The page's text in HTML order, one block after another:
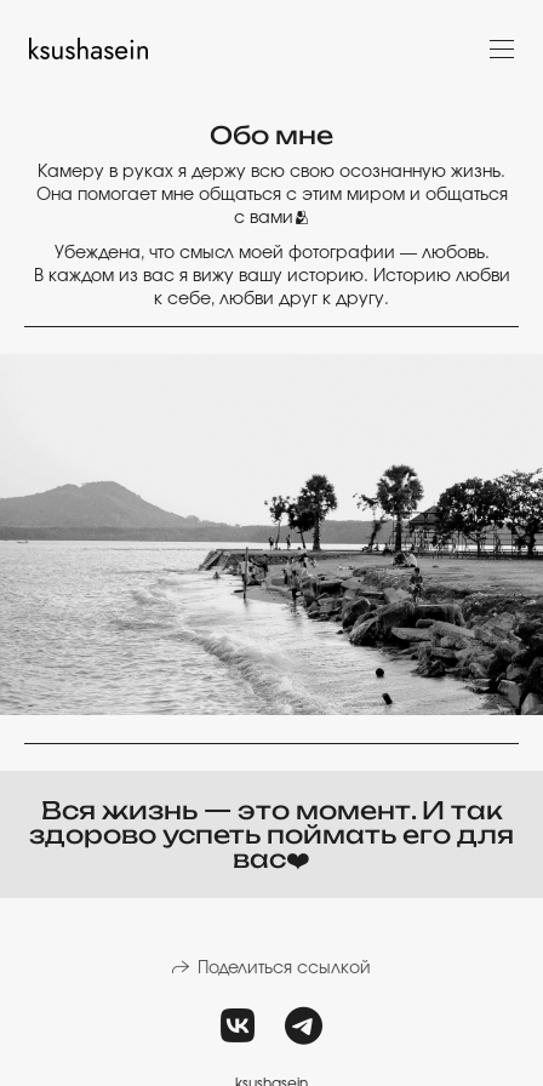
Обо мне
Камеру в руках я держу всю свою осознанную жизнь.
Она помогает мне общаться с этим миром и общаться
с вами🫂
Убеждена, что смысл моей фотографии — любовь.
В каждом из вас я вижу вашу историю. Историю любви
к себе, любви друг к другу.
Вся жизнь — это момент. И так
здорово успеть поймать его для
вас❤️
Поделиться ссылкой